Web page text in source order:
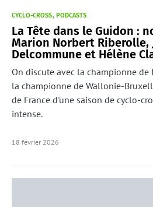
CYCLO-CROSS PODCASTS
La Tête dans le Guidon :
Marion Norbert Riberolle,
Delcommune et Hélène
On discute avec la championne de
la championne de Wallonie-
de France d'une saison de cyclo-
intense.
18 février 2026